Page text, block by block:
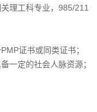
理工科专业，985/211
证书或同类证书；
一定的社会人脉资源；